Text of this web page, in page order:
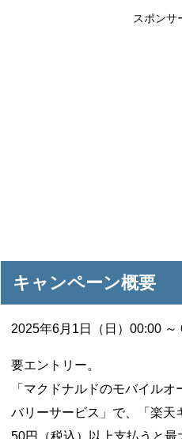
スポンサ
キャンペーン概要
2025年6月1日（日）00:00
要エントリー。
「マクドナルドのモバイル
バリーサービス」で、「楽天
50円（税込）以上支払うと最